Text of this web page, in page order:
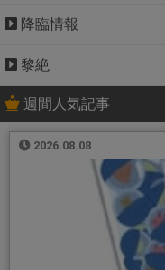
降臨情報
黎絶
週間人気記事
2026.08.08